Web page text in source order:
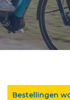
Bestellingen